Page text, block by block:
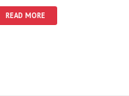
READ MORE